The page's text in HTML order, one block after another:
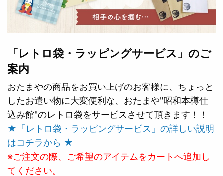
「レトロ袋・ラッピングサービス」のご
案内
おたまやの商品をお買い上げのお客様に、ちょっと
したお遣い物に大変便利な、おたまや"昭和本樽仕
込み館"のレトロ袋をサービスさせて頂きます！！
★「レトロ袋・ラッピングサービス」の詳しい説明
はコチラから ★
※ご注文の際、ご希望のアイテムをカートへ追加し
てください。